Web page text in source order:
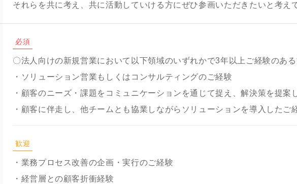
それらを共に考え、共に活動していける方にぜひ参画いただきたいと考え
必須
〇法人向けの新規営業において以下領域のいずれかで3年以上ご経験のあ
・ソリューション営業もしくはコンサルティングのご経験
・顧客のニーズ・課題をコミュニケーションを通じて捉え、解決策を提案
・顧客に伴走し、他チームとも協業しながらソリューションを導入したご
歓迎
・業務プロセス改善の企画・実行のご経験
・経営層との顧客折衝経験